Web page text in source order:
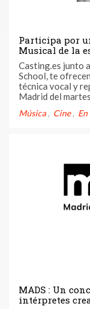
Participa por
Musical de la
Casting.es junto
School, te
técnica vocal y
Música Cine
MADS : Un
intérpretes